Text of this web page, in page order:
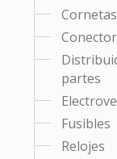
Cornetas
partes
Fusibles
Relojes